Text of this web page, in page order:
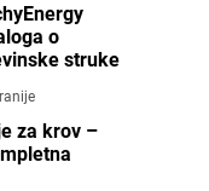
o
struke
za krov –